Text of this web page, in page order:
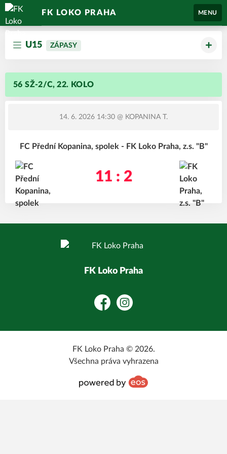
FK LOKO PRAHA MENU
U15 ZÁPASY
56 SŽ-2/C, 22. KOLO
14. 6. 2026 14:30 @ KOPANINA T.
FC Přední Kopanina, spolek - FK Loko Praha, z.s. "B"
11 : 2
FK Loko Praha
FacebookInstagram
FK Loko Praha © 2026.
Všechna práva vyhrazena